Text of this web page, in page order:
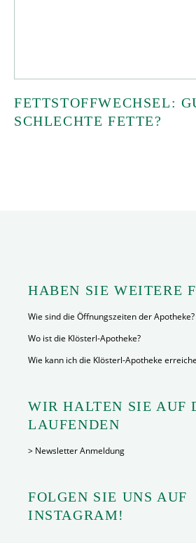
FETTSTOFFWECHSEL:
SCHLECHTE FETTE?
HABEN SIE WEITERE
Wie sind die Öffnungszeiten der Apotheke?
Wo ist die Klösterl-Apotheke?
Wie kann ich die Klösterl-Apotheke
WIR HALTEN SIE AUF
LAUFENDEN
> Newsletter Anmeldung
FOLGEN SIE UNS AUF
INSTAGRAM!